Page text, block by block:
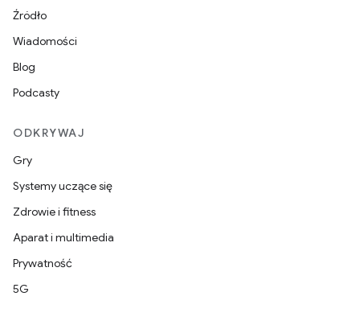
Źródło
Wiadomości
Blog
Podcasty
ODKRYWAJ
Gry
Systemy uczące się
Zdrowie i fitness
Aparat i multimedia
Prywatność
5G